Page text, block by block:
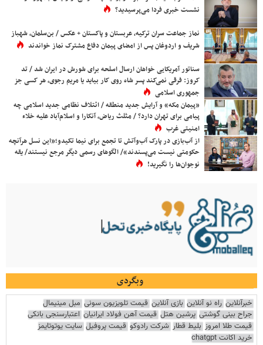
نشست خبری فردا می‌پرسیدید؟
نماز جماعت سران ترکیه، عربستان و پاکستان + عکس / بن‌سلمان، شهباز
شریف و اردوغان پس از امضای پیمان دفاع مشترک نماز خواندند
سناتور آمریکایی خواهان ارسال اسلحه برای شورش در ایران شد / تد
کروز: فرقی نمی‌کند پسر شاه روی کار بیاید یا مریم رجوی، هر کسی جز
جمهوری اسلامی
«پیمان مکه» و آرایش جدید منطقه / ائتلاف نظامی جدید اسلامی چه
پیامی برای تهران دارد؟ / مثلث ریاض، آنکارا و اسلام‌آباد علیه خلاء
امنیتی غرب
از آب‌بازی در پارک آب‌وآتش تا تجمع برای نیما تکیدو؛«این نسل هرآنچه
حکومتی نیست می‌پسندند»/ الگوهای رسمی دیگر مرجع نیستند/ یقه
نوجوان‌ها را نگیرید!
وبگردی
خبرآنلاین راه نو آنلاین بازی آنلاین قیمت تلویزیون سونی مبل مینیمال
جراح بینی گوشتی پرشین هتل قیمت آهن فولاد ایرانیان اعتبارسنجی بانکی
قیمت طلا امروز بلیط قطار شرکت رادوکو قیمت پروفیل سایت یوتوتایمز
خرید اکانت chatgpt